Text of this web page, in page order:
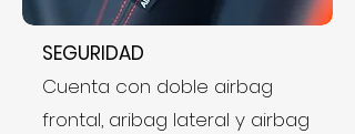
SEGURIDAD
Cuenta con doble airbag
frontal, aribag lateral y airbag